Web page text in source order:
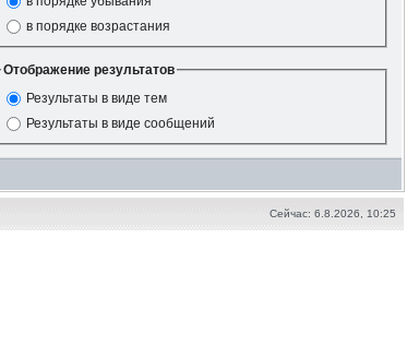
в порядке возрастания
Отображение результатов
Результаты в виде тем
Результаты в виде сообщений
Сейчас: 6.8.2026, 10:25